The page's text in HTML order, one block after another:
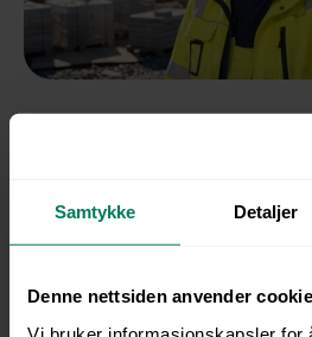
Samtykke Detaljer
Denne nettsiden anvender
Slik hjelper XtraMile
12. mai 2026